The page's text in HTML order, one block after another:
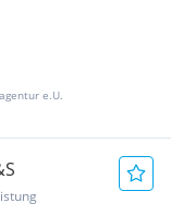
e.U.